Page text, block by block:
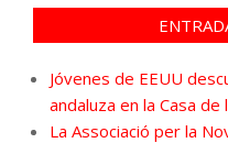
Jóvenes de EEUU
andaluza en la Casa de
La Associació per la